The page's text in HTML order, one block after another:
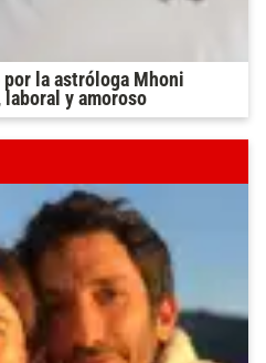
la astróloga Mhoni
y amoroso